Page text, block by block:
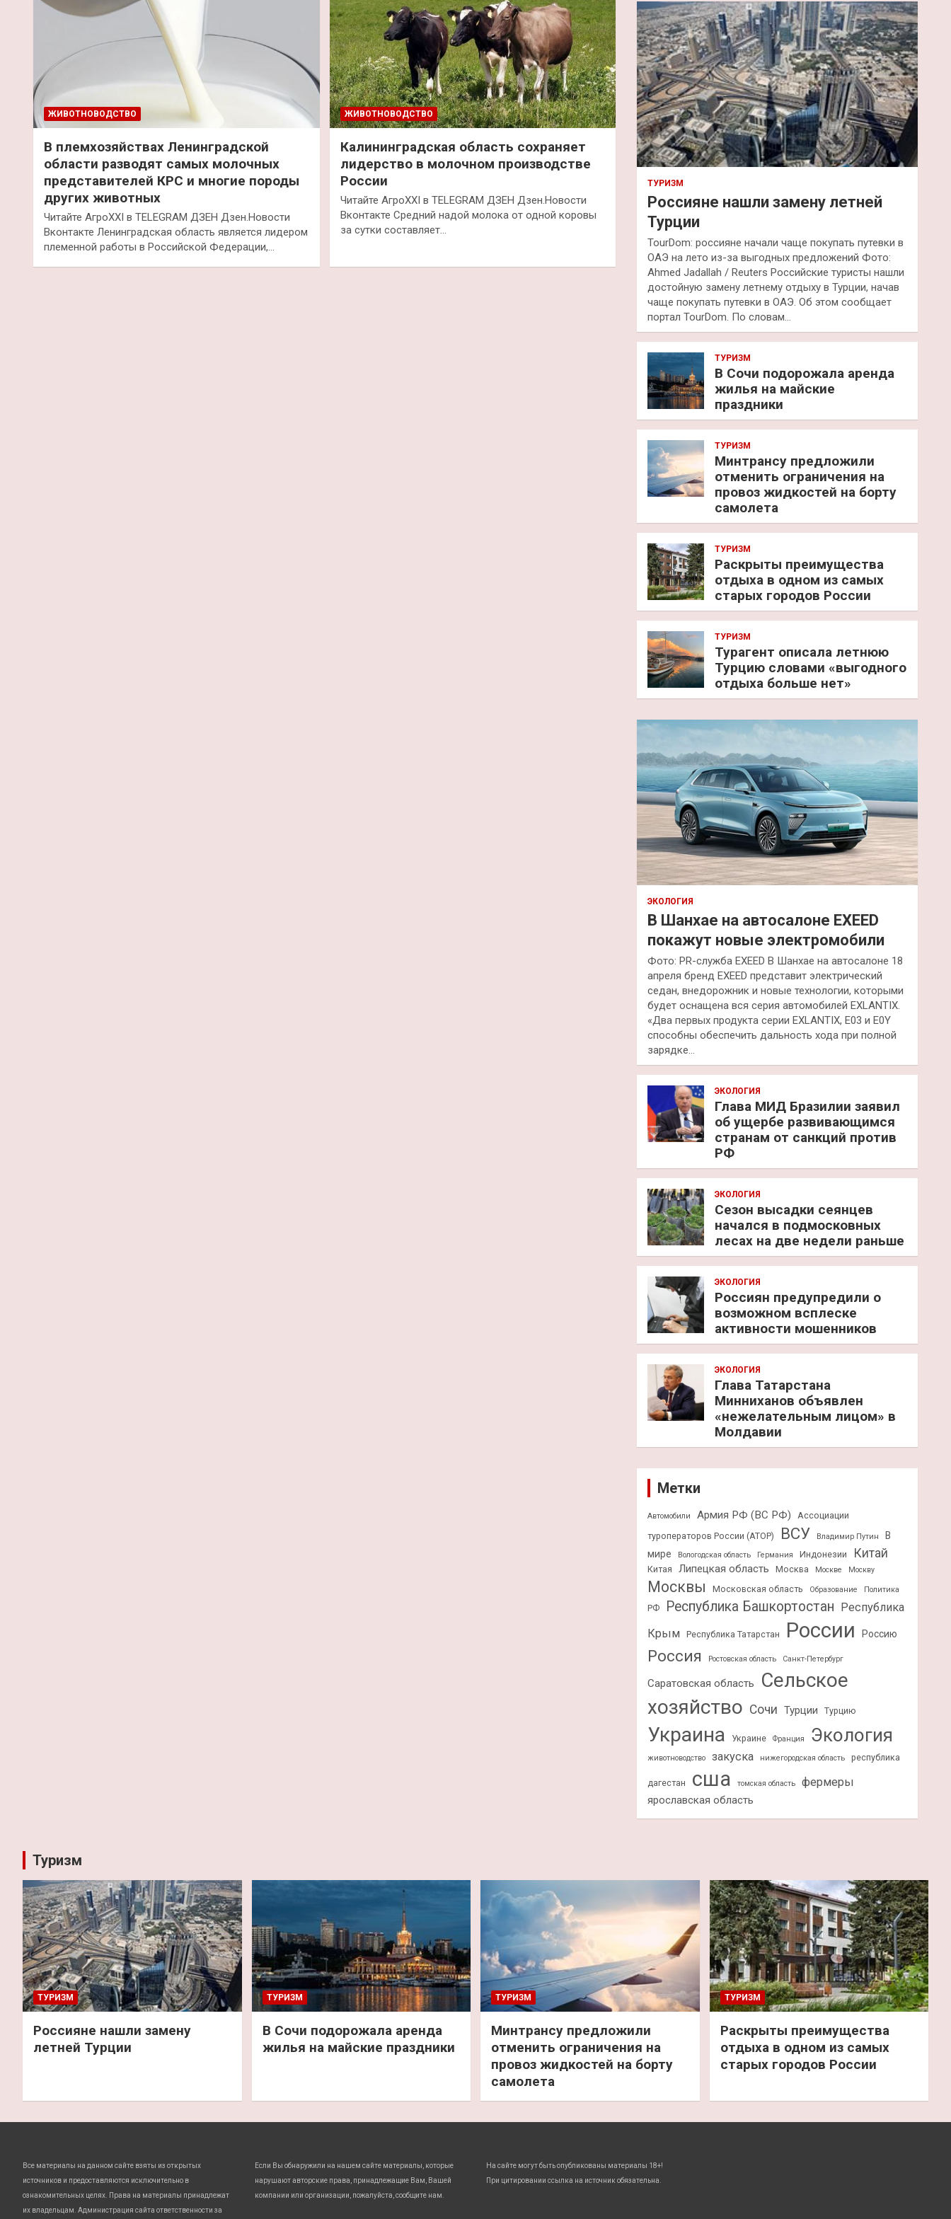
ЖИВОТНОВОДСТВО
В племхозяйствах Ленинградской
области разводят самых молочных
представителей КРС и многие породы
других животных
Читайте АгроXXI в TELEGRAM ДЗЕН Дзен.Новости
Вконтакте Ленинградская область является лидером
племенной работы в Российской Федерации,…
ЖИВОТНОВОДСТВО
Калининградская область сохраняет
лидерство в молочном производстве
России
Читайте АгроXXI в TELEGRAM ДЗЕН Дзен.Новости
Вконтакте Средний надой молока от одной коровы
за сутки составляет…
к
ТУРИЗМ
Россияне нашли замену летней
Турции
TourDom: россияне начали чаще покупать путевки в
ОАЭ на лето из-за выгодных предложений Фото:
Ahmed Jadallah / Reuters Российские туристы нашли
достойную замену летнему отдыху в Турции, начав
чаще покупать путевки в ОАЭ. Об этом сообщает
портал TourDom. По словам…
ТУРИЗМ
В Сочи подорожала аренда
жилья на майские
праздники
ТУРИЗМ
Минтрансу предложили
отменить ограничения на
провоз жидкостей на борту
самолета
ТУРИЗМ
Раскрыты преимущества
отдыха в одном из самых
старых городов России
ТУРИЗМ
Турагент описала летнюю
Турцию словами «выгодного
отдыха больше нет»
ЭКОЛОГИЯ
В Шанхае на автосалоне EXEED
покажут новые электромобили
Фото: PR-служба EXEED В Шанхае на автосалоне 18
апреля бренд EXEED представит электрический
седан, внедорожник и новые технологии, которыми
будет оснащена вся серия автомобилей EXLANTIX.
«Два первых продукта серии EXLANTIX, E03 и E0Y
способны обеспечить дальность хода при полной
зарядке…
ЭКОЛОГИЯ
Глава МИД Бразилии заявил
об ущербе развивающимся
странам от санкций против
РФ
ЭКОЛОГИЯ
Сезон высадки сеянцев
начался в подмосковных
лесах на две недели раньше
ЭКОЛОГИЯ
Россиян предупредили о
возможном всплеске
активности мошенников
ЭКОЛОГИЯ
Глава Татарстана
Минниханов объявлен
«нежелательным лицом» в
Молдавии
Метки
Автомобили Армия РФ (ВС РФ)
Ассоциации
туроператоров России (АТОР)
ВСУ Владимир Путин
В
мире
Вологодская область Германия Индонезии Китай
Китая Липецкая область Москва Москве Москву
Москвы Московская область Образование Политика
РФ Республика Башкортостан Республика
Крым
Республика Татарстан России Россию
Россия Ростовская область Санкт-Петербург
Саратовская область
Сельское
хозяйство Сочи Турции Турцию
Украина Украине Франция Экология
животноводство закуска нижегородская область республика
дагестан сша томская область фермеры
ярославская область
Туризм
ТУРИЗМ
Россияне нашли замену
летней Турции
ТУРИЗМ
В Сочи подорожала аренда
жилья на майские праздники
ТУРИЗМ
Минтрансу предложили
отменить ограничения на
провоз жидкостей на борту
самолета
ТУРИЗМ
Раскрыты преимущества
отдыха в одном из самых
старых городов России
Все материалы на данном сайте взяты из открытых
источников и предоставляются исключительно в
ознакомительных целях. Права на материалы принадлежат
их владельцам. Администрация сайта ответственности за
Если Вы обнаружили на нашем сайте материалы, которые
нарушают авторские права, принадлежащие Вам, Вашей
компании или организации, пожалуйста, сообщите нам.
На сайте могут быть опубликованы материалы 18+!
При цитировании ссылка на источник обязательна.